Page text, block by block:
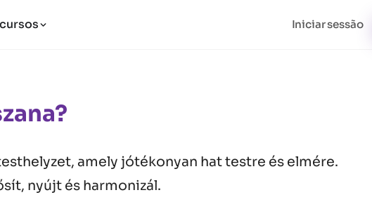
Iniciar sessão
amely jótékonyan hat testre és elmére.
nyújt és harmonizál.